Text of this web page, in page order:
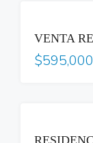
$595,000